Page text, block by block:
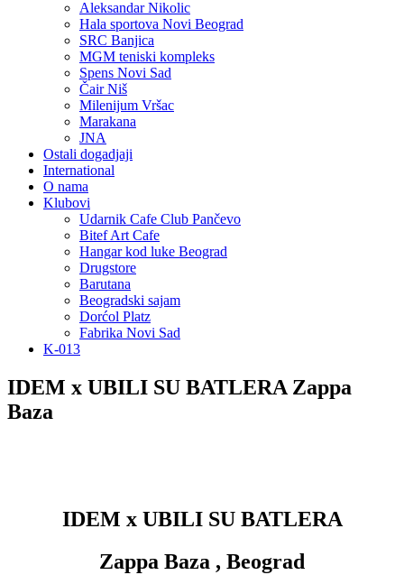
Aleksandar Nikolic
Hala sportova Novi Beograd
SRC Banjica
MGM teniski kompleks
Spens Novi Sad
Čair Niš
Milenijum Vršac
Marakana
JNA
Ostali dogadjaji
International
O nama
Klubovi
Udarnik Cafe Club Pančevo
Bitef Art Cafe
Hangar kod luke Beograd
Drugstore
Barutana
Beogradski sajam
Dorćol Platz
Fabrika Novi Sad
K-013
IDEM x UBILI SU BATLERA Zappa
Baza
IDEM x UBILI SU BATLERA
Zappa Baza , Beograd